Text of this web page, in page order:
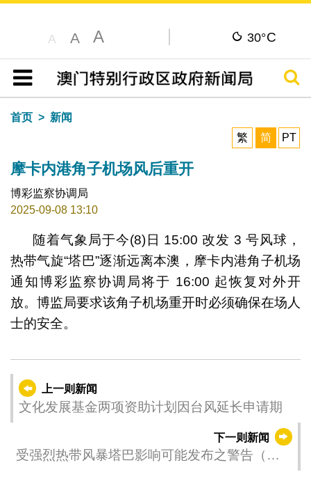
A A A 30°C
目录
搜寻
首页
新闻
繁
简 PT
摩卡内港角子机场风后重开
博彩监察协调局
2025-09-08 13:10
随着气象局于今(8)日 15:00 改发 3 号风球，
热带气旋“塔巴”逐渐远离本澳，摩卡内港角子机场
通知博彩监察协调局将于 16:00 起恢复对外开
放。博监局要求该角子机场重开时必须确保在场人
士的安全。
上一则新闻
文化发展基金两项资助计划因台风延长申请期
下一则新闻
受强烈热带风暴塔巴影响可能发布之警告（更